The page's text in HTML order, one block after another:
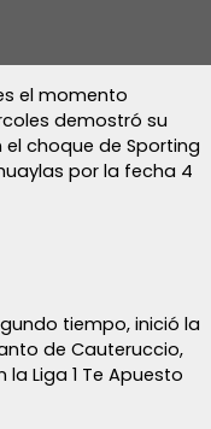
el momento
demostró su
choque de Sporting
por la fecha 4
tiempo, inició la
de Cauteruccio,
Liga 1 Te Apuesto